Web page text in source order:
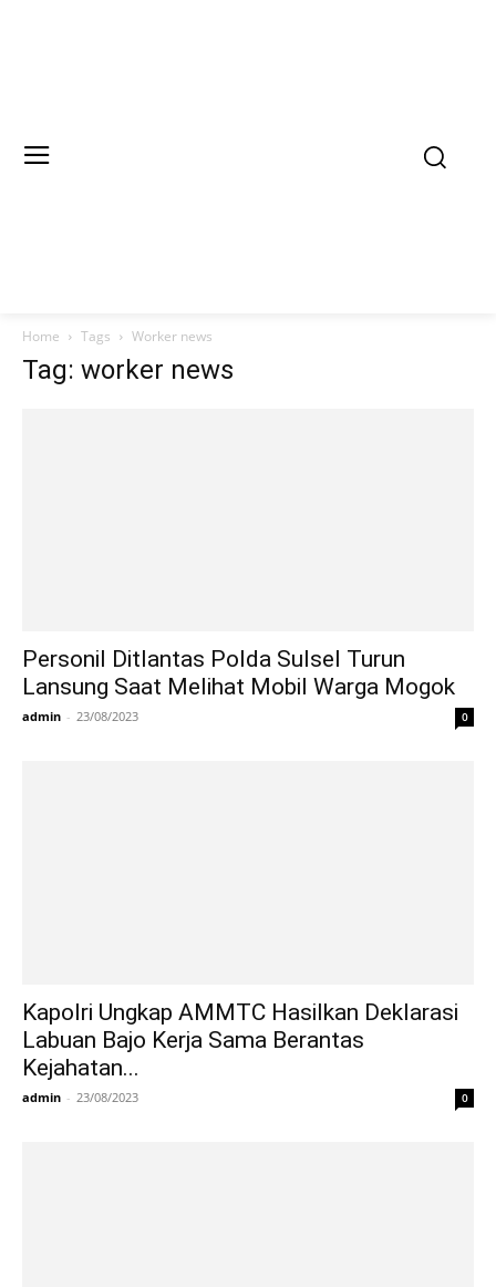
Home Tags Worker news
Tag: worker news
Personil Ditlantas Polda Sulsel Turun
Lansung Saat Melihat Mobil Warga Mogok
admin - 23/08/2023 0
Kapolri Ungkap AMMTC Hasilkan Deklarasi
Labuan Bajo Kerja Sama Berantas
Kejahatan...
admin - 23/08/2023 0